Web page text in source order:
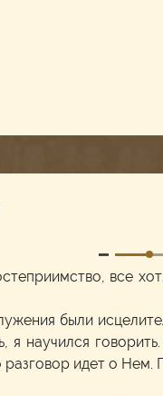
все
были
научился
разговор идет о